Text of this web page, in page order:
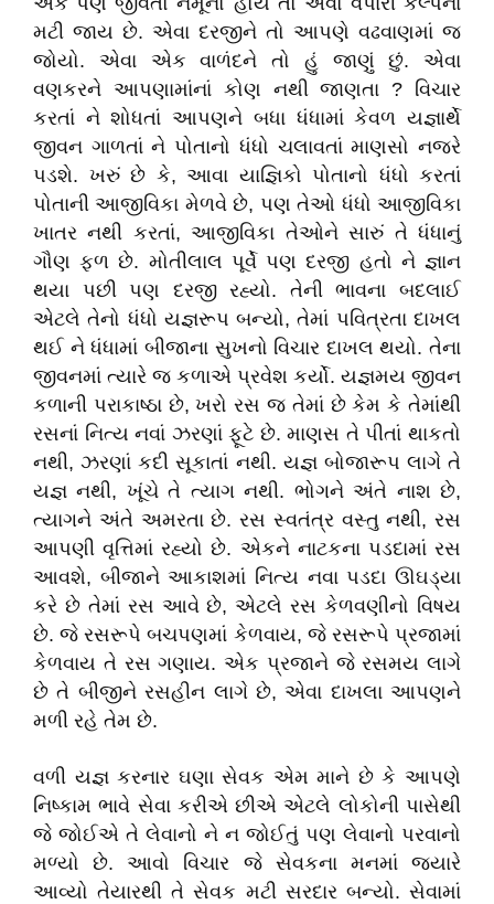
મટી જાય છે. એવા દરજીને તો આપણે વઢવાણમાં જ
જોયો. એવા એક વાળંદને તો હું જાણું છું. એવા
વણકરને આપણામાંનાં કોણ નથી જાણતા ? વિચાર
કરતાં ને શોધતાં આપણને બધા ધંધામાં કેવળ યજ્ઞાર્થે
જીવન ગાળતાં ને પોતાનો ધંધો ચલાવતાં માણસો નજરે
પડશે. ખરું છે કે, આવા યાજ્ઞિકો પોતાનો ધંધો કરતાં
પોતાની આજીવિકા મેળવે છે, પણ તેઓ ધંધો આજીવિકા
ખાતર નથી કરતાં, આજીવિકા તેઓને સારું તે ધંધાનું
ગૌણ ફળ છે. મોતીલાલ પૂર્વે પણ દરજી હતો ને જ્ઞાન
થયા પછી પણ દરજી રહ્યો. તેની ભાવના બદલાઈ
એટલે તેનો ધંધો યજ્ઞરૂપ બન્યો, તેમાં પવિત્રતા દાખલ
થઈ ને ધંધામાં બીજાના સુખનો વિચાર દાખલ થયો. તેના
જીવનમાં ત્યારે જ કળાએ પ્રવેશ કર્યો. યજ્ઞમય જીવન
કળાની પરાકાષ્ઠા છે, ખરો રસ જ તેમાં છે કેમ કે તેમાંથી
રસનાં નિત્ય નવાં ઝરણાં ફૂટે છે. માણસ તે પીતાં થાકતો
નથી, ઝરણાં કદી સૂકાતાં નથી. યજ્ઞ બોજારૂપ લાગે તે
યજ્ઞ નથી, ખૂંચે તે ત્યાગ નથી. ભોગને અંતે નાશ છે,
ત્યાગને અંતે અમરતા છે. રસ સ્વતંત્ર વસ્તુ નથી, રસ
આપણી વૃત્તિમાં રહ્યો છે. એકને નાટકના પડદામાં રસ
આવશે, બીજાને આકાશમાં નિત્ય નવા પડદા ઊઘડ્યા
કરે છે તેમાં રસ આવે છે, એટલે રસ કેળવણીનો વિષય
છે. જે રસરૂપે બચપણમાં કેળવાય, જે રસરૂપે પ્રજામાં
કેળવાય તે રસ ગણાય. એક પ્રજાને જે રસમય લાગે
છે તે બીજીને રસહીન લાગે છે, એવા દાખલા આપણને
મળી રહે તેમ છે.
વળી યજ્ઞ કરનાર ઘણા સેવક એમ માને છે કે આપણે
નિષ્કામ ભાવે સેવા કરીએ છીએ એટલે લોકોની પાસેથી
જે જોઈએ તે લેવાનો ને ન જોઈતું પણ લેવાનો પરવાનો
મળ્યો છે. આવો વિચાર જે સેવકના મનમાં જ્યારે
આવ્યો તેયારથી તે સેવક મટી સરદાર બન્યો. સેવામાં